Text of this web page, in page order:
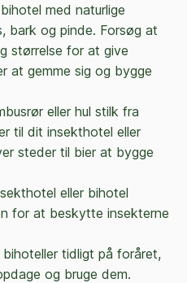
med naturlige
bark og pinde. Forsøg at
størrelse for at give
at gemme sig og bygge
eller hul stilk fra
til dit insekthotel eller
steder til bier at bygge
eller bihotel
for at beskytte insekterne
tidligt på foråret,
og bruge dem.